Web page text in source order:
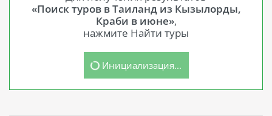
«Поиск туров в Таиланд из Кызылорды,
Краби в июне»,
нажмите Найти туры
Инициализация...